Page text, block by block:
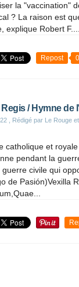
la "vaccination"
? La raison est
Robert F....
Repost 0
Regis / Hymne de
, Rédigé par Le Rouge
catholique et
pendant la
guerre civile qui
de Pasión)Vexilla